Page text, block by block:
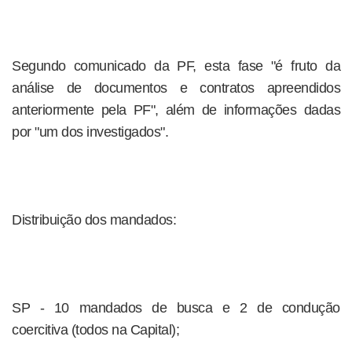
Segundo comunicado da PF, esta fase "é fruto da
análise de documentos e contratos apreendidos
anteriormente pela PF", além de informações dadas
por "um dos investigados".
Distribuição dos mandados:
SP - 10 mandados de busca e 2 de condução
coercitiva (todos na Capital);